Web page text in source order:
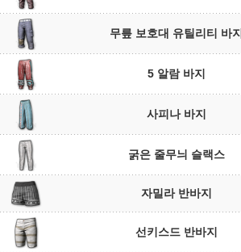
무릎 보호대 유틸리티 바지
5 알람 바지
사피나 바지
굵은 줄무늬 슬랙스
자밀라 반바지
선키스드 반바지